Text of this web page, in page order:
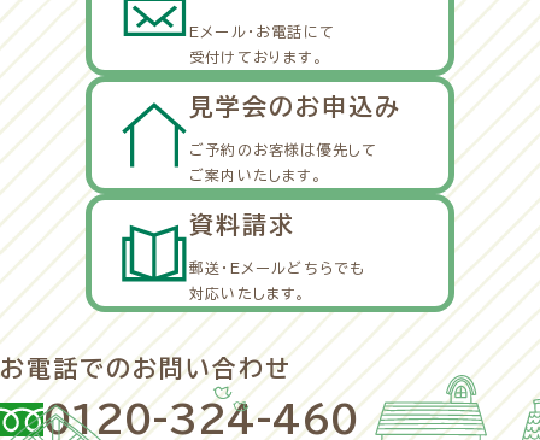
Eメール・お電話にて
受付けております。
見学会のお申込み
ご予約のお客様は優先して
ご案内いたします。
資料請求
郵送・Eメールどちらでも
対応いたします。
お電話でのお問い合わせ
0120-324-460